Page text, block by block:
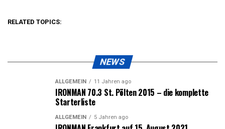
RELATED TOPICS:
NEWS
ALLGEMEIN 11 Jahren ago
IRONMAN 70.3 St. Pölten 2015 – die komplette
Starterliste
ALLGEMEIN 5 Jahren ago